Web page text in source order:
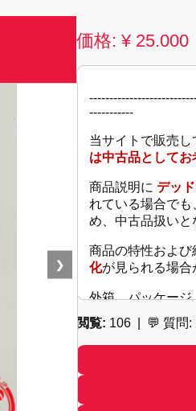
❯
価格: ¥ 25.000
-----------
当サイトで販売し
は中古品として
商品説明に デッ
れている場合で
め、中古品扱いと
商品の特性および
化が見られる場合
外箱、パッケー
どに、 キズ・色
ざいます。
掲載している写
閲覧: 106 | 💬 質問: